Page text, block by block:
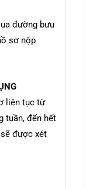
đường bưu
sơ nộp
liên tục từ
tuần, đến hết
được xét